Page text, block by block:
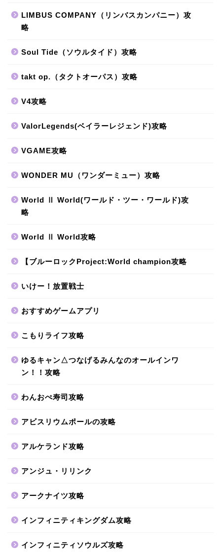
LIMBUS COMPANY（リンバスカンパニー）攻
略
Soul Tide（ソウルタイド）攻略
takt op.（タクトオーパス）攻略
V4攻略
ValorLegends(ベイラーレジェンド)攻略
VGAME攻略
WONDER MU（ワンダーミュー）攻略
World Ⅱ World(ワールド・ツー・ワールド)攻
略
World Ⅱ World攻略
【ブルーロックProject:World champion攻略
いけー！放置戦士
おすすめゲームアプリ
こもりライフ攻略
ゆるキャン△つなげるみんなのオールインワ
ン！！攻略
わんおぺ寿司攻略
アビスリウムポールの攻略
アルケランド攻略
アンジュ・リリンク
アークナイツ攻略
インフィニティキングダム攻略
インフィニティソウルズ攻略